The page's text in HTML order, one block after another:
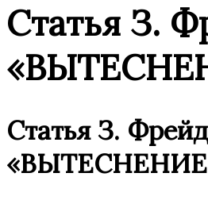
Статья З.
Статья З. Фрейд